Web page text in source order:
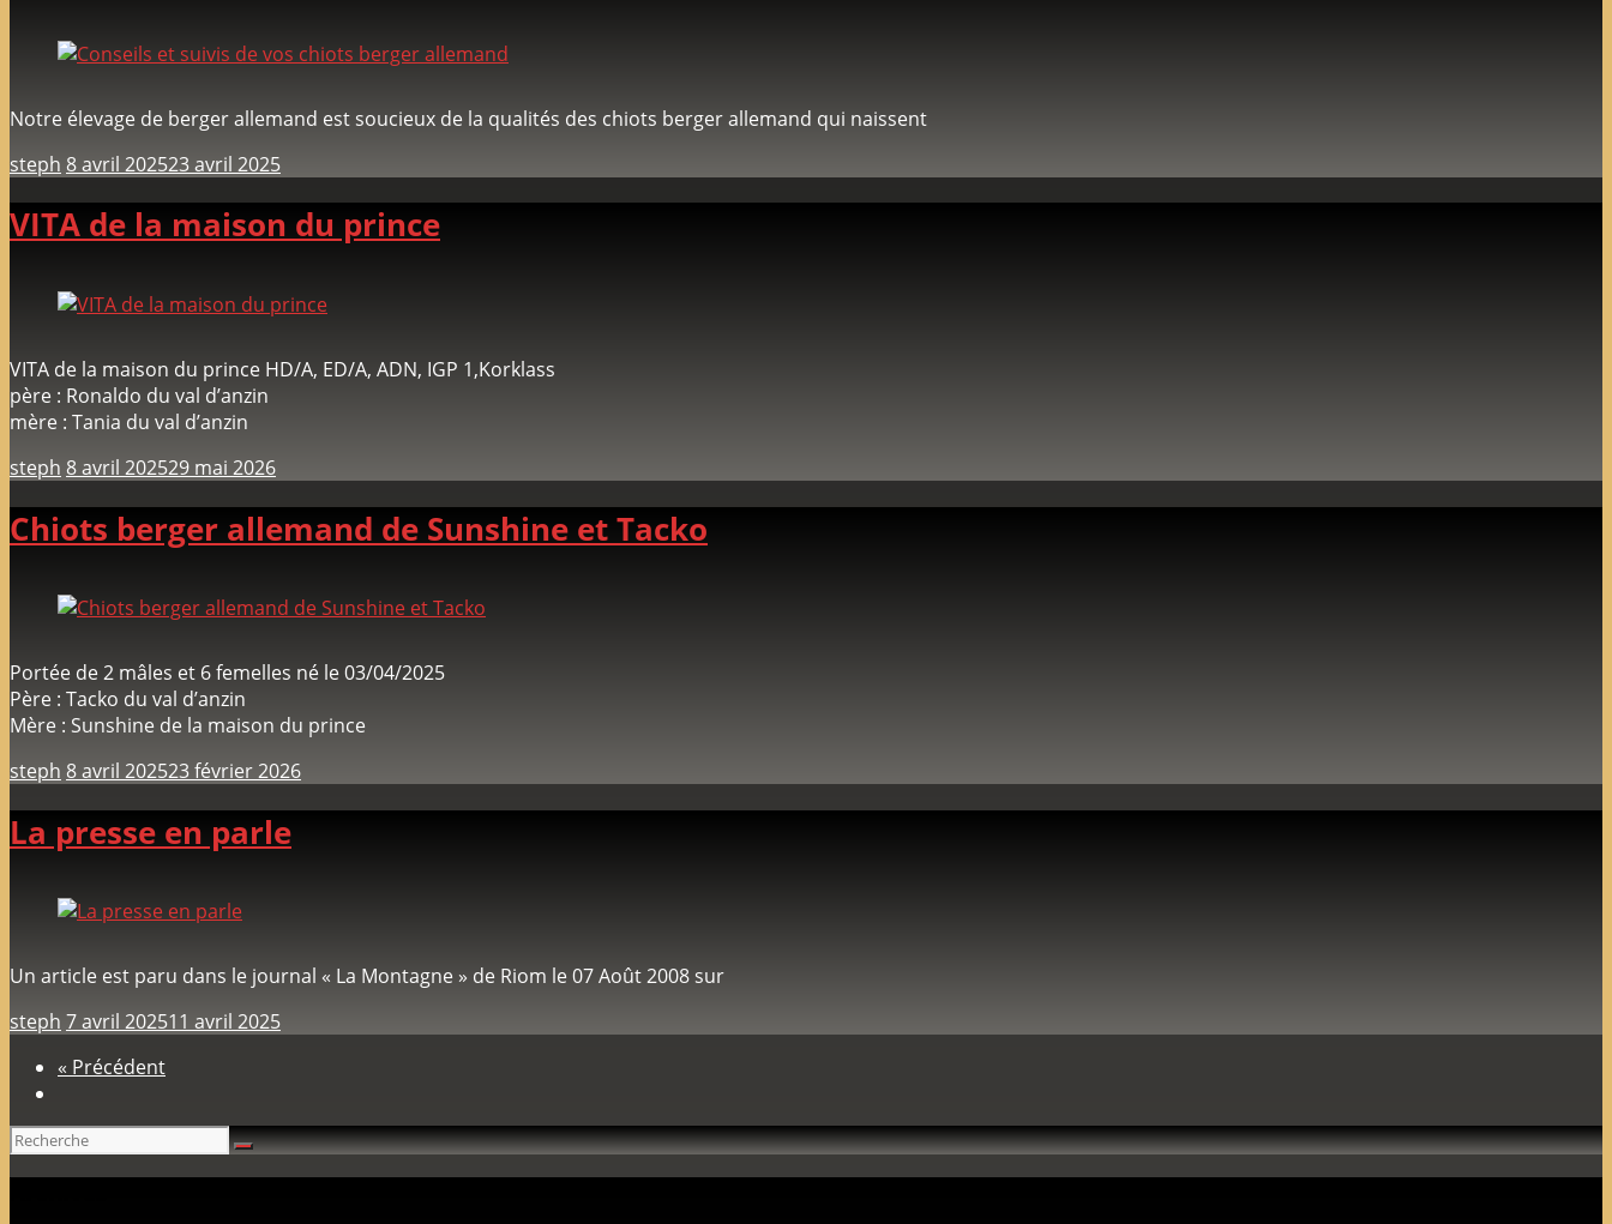
Notre élevage de berger allemand est soucieux de la qualités des chiots berger allemand qui naissent
steph 8 avril 202523 avril 2025
VITA de la maison du prince
VITA de la maison du prince HD/A, ED/A, ADN, IGP 1,Korklass
père : Ronaldo du val d’anzin
mère : Tania du val d’anzin
steph 8 avril 202529 mai 2026
Chiots berger allemand de Sunshine et Tacko
Portée de 2 mâles et 6 femelles né le 03/04/2025
Père : Tacko du val d’anzin
Mère : Sunshine de la maison du prince
steph 8 avril 202523 février 2026
La presse en parle
Un article est paru dans le journal « La Montagne » de Riom le 07 Août 2008 sur
steph 7 avril 202511 avril 2025
« Précédent